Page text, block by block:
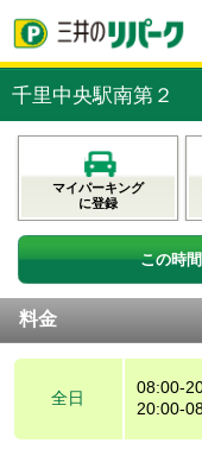
千里中央駅南第２
マイパーキング
に登録
この時
料金
全日
08:00-
20:00-